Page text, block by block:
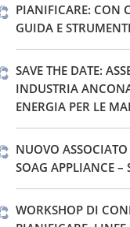
PIANIFICARE: CON
GUIDA E
SAVE THE DATE:
INDUSTRIA
ENERGIA PER LE
NUOVO
SOAG APPLIANCE –
WORKSHOP DI